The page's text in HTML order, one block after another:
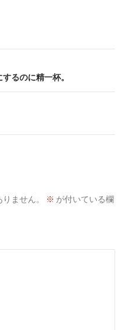
るのに精一杯。
ません。 ※ が付いている欄